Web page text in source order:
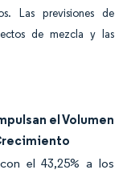
Las previsiones de
de mezcla y las
el Volumen
el 43,25% a los